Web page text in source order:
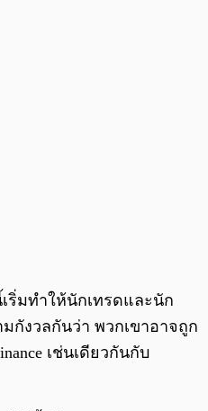
ริ่มทำให้นักเทรดและนัก
กังวลกันว่า พวกเขาอาจถูก
เช่นเดียวกันกับ